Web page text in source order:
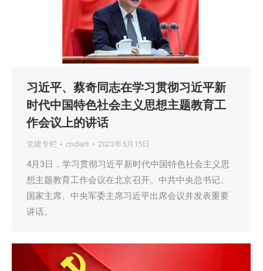
习近平、蔡奇同志在学习贯彻习近平新
时代中国特色社会主义思想主题教育工
作会议上的讲话
党建专栏 cndent 2023年5月15日
4月3日，学习贯彻习近平新时代中国特色社会主义思
想主题教育工作会议在北京召开。中共中央总书记、
国家主席、中央军委主席习近平出席会议并发表重要
讲话。